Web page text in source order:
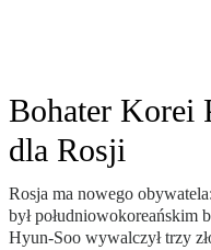
Bohater Korei
dla Rosji
Rosja ma nowego
był południowokoreańskim
Hyun-Soo wywalczył trzy